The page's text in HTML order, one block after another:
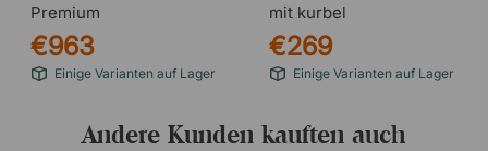
Premium
€963
Einige Varianten auf Lager
mit kurbel
€269
Einige Varianten auf Lager
Andere Kunden kauften auch